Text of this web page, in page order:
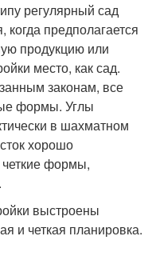
регулярный сад
предполагается
продукцию или
место, как сад.
законам, все
формы. Углы
в шахматном
хорошо
формы,
выстроены
и четкая планировка.